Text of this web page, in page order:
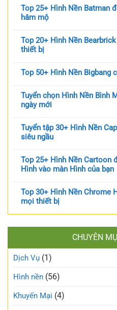
Top 25+ Hình Nền Batman
hâm mộ
Top 20+ Hình Nền
thiết bị
Top 50+ Hình Nền Bigbang
Tuyển chọn Hình Nền Bình
ngày mới
Tuyển tập 30+ Hình Nền
siêu ngầu
Top 25+ Hình Nền
Hình vào màn Hình của bạn
Top 30+ Hình Nền Chrome
mọi thiết bị
CHUYÊN
Dịch Vụ (1)
Hình nền (56)
Khuyến Mại (4)